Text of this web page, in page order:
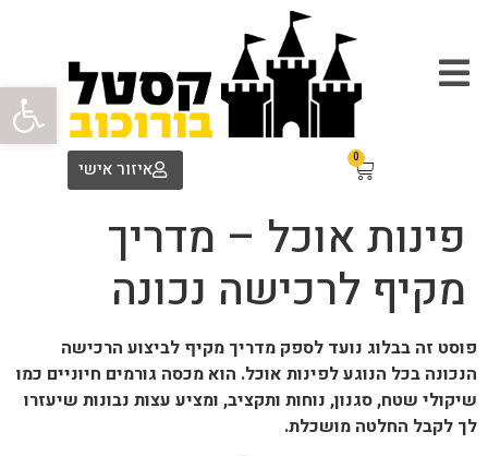
פתח
0
איזור אישי
פינות אוכל – מדריך
מקיף לרכישה נכונה
פוסט זה בבלוג נועד לספק מדריך מקיף לביצוע הרכישה
הנכונה בכל הנוגע לפינות אוכל. הוא מכסה גורמים חיוניים כמו
שיקולי שטח, סגנון, נוחות ותקציב, ומציע עצות נבונות שיעזרו
לך לקבל החלטה מושכלת.